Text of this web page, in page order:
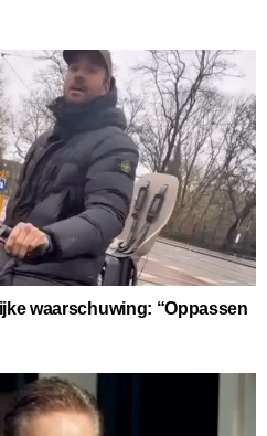
waarschuwing: “Oppassen